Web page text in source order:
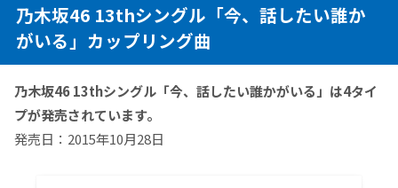
乃木坂46 13thシングル「今、話したい誰か
がいる」カップリング曲
乃木坂46 13thシングル「今、話したい誰かがいる」は4タイ
プが発売されています。
発売日：2015年10月28日